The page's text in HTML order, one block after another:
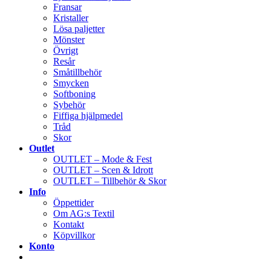
Fransar
Kristaller
Lösa paljetter
Mönster
Övrigt
Resår
Småtillbehör
Smycken
Softboning
Sybehör
Fiffiga hjälpmedel
Tråd
Skor
Outlet
OUTLET – Mode & Fest
OUTLET – Scen & Idrott
OUTLET – Tillbehör & Skor
Info
Öppettider
Om AG:s Textil
Kontakt
Köpvillkor
Konto